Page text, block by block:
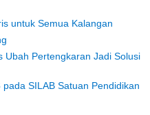
untuk Semua Kalangan
Ubah Pertengkaran Jadi Solusi
SILAB Satuan Pendidikan